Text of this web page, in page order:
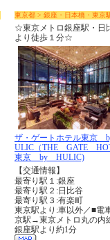
東京都 > 銀座・日本橋・東京
☆東京メトロ銀座駅・日
より徒歩１分☆
ザ・ゲートホテル東京
ULIC（THE GATE
東京 by HULIC)
【交通情報】
最寄り駅１:銀座
最寄り駅２:日比谷
最寄り駅３:有楽町
東京駅より:車以外／■電
京駅→東京メトロ丸の内
銀座駅より約1分